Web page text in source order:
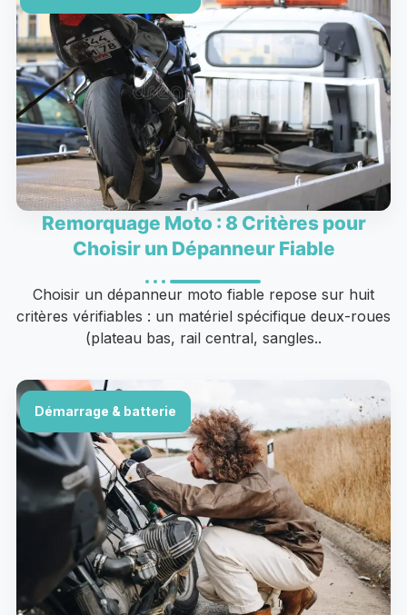
Remorquage Moto : 8 Critères pour
Choisir un Dépanneur Fiable
Choisir un dépanneur moto fiable repose sur huit
critères vérifiables : un matériel spécifique deux-roues
(plateau bas, rail central, sangles..
Démarrage & batterie